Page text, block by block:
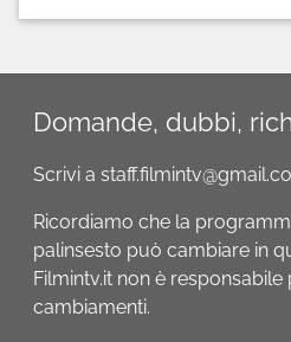
Domande, dubbi,
Scrivi a
Ricordiamo che la
palinsesto può cambiare in
Filmintv.it non è
cambiamenti.